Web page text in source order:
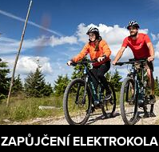
ZAPŮJČENÍ ELEKTROKOLA